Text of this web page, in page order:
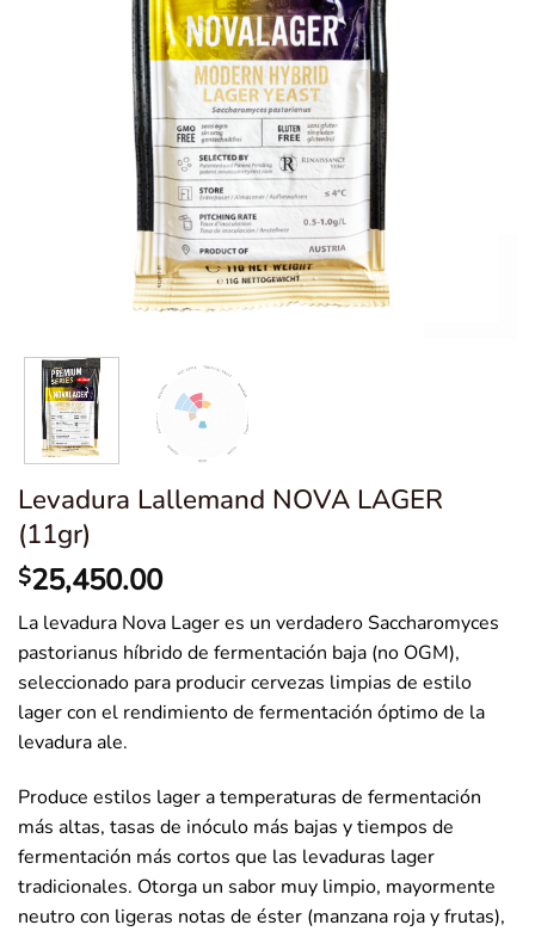
Levadura Lallemand NOVA LAGER
(11gr)
$25,450.00
La levadura Nova Lager es un verdadero Saccharomyces
pastorianus híbrido de fermentación baja (no OGM),
seleccionado para producir cervezas limpias de estilo
lager con el rendimiento de fermentación óptimo de la
levadura ale.
Produce estilos lager a temperaturas de fermentación
más altas, tasas de inóculo más bajas y tiempos de
fermentación más cortos que las levaduras lager
tradicionales. Otorga un sabor muy limpio, mayormente
neutro con ligeras notas de éster (manzana roja y frutas),